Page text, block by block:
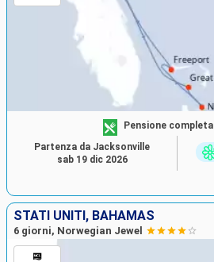
Pensione completa
Partenza da Jacksonville
sab 19 dic 2026
STATI UNITI, BAHAMAS
6 giorni, Norwegian Jewel